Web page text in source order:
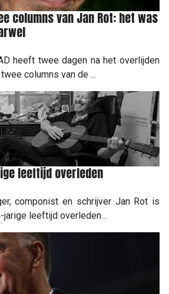
columns van Jan Rot: het was
heeft twee dagen na het overlijden
columns van de ...
leeftijd overleden
componist en schrijver Jan Rot is
leeftijd overleden...